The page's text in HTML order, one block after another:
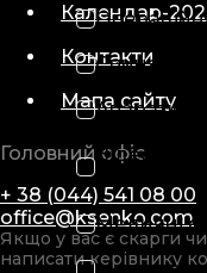
Спинальні
Апарати
Медичні
Календар-
Контакти
Мапа сайту
Головний офіс
+ 38 (044) 541 08 00
office@ksenko.com
Якщо у вас є скарги
написати керівнику